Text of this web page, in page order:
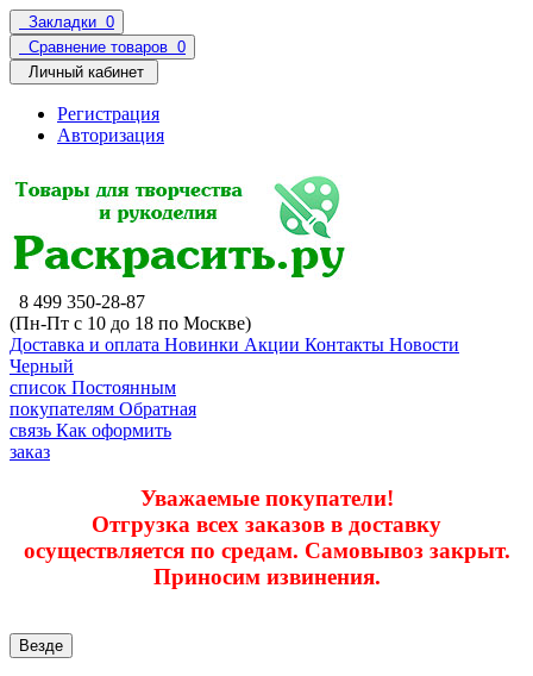
Закладки 0
Сравнение товаров 0
Личный кабинет
Регистрация
Авторизация
8 499 350-28-87
(Пн-Пт с 10 до 18 по Москве)
Доставка и оплата Новинки Акции Контакты Новости
Черный
список Постоянным
покупателям Обратная
связь Как оформить
заказ
Уважаемые покупатели!
Отгрузка всех заказов в доставку
осуществляется по средам. Самовывоз закрыт.
Приносим извинения.
Везде